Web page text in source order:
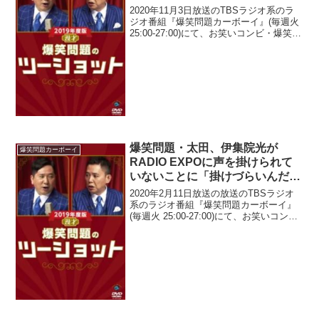
ね、それ言うの」と返されたと明
かす
2020年11月3日放送のTBSラジオ系のラ
ジオ番組『爆笑問題カーボーイ』(毎週火
25:00-27:00)にて、お笑いコンビ・爆笑問
爆笑問題カーボーイ
爆笑問題・太田、伊集院光が
RADIO EXPOに声を掛けられて
いないことに「掛けづらいんだも
ん、だって(笑)」と発言
2020年2月11日放送の放送のTBSラジオ
系のラジオ番組『爆笑問題カーボーイ』
(毎週火 25:00-27:00)にて、お笑いコン